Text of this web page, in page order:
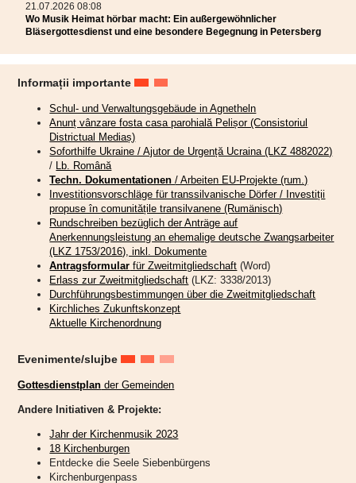
21.07.2026 08:08
Wo Musik Heimat hörbar macht: Ein außergewöhnlicher
Bläsergottesdienst und eine besondere Begegnung in Petersberg
Informații importante
Schul- und Verwaltungsgebäude in Agnetheln
Anunț vânzare fosta casa parohială Pelișor (Consistoriul
Districtual Mediaș)
Soforthilfe Ukraine / Ajutor de Urgență Ucraina (LKZ 4882022)
/ Lb. Română
Techn. Dokumentationen/ Arbeiten EU-Projekte (rum.)
Investitionsvorschläge für transsilvanische Dörfer / Investiții
propuse în comunitățile transilvanene (Rumänisch)
Rundschreiben bezüglich der Anträge auf
Anerkennungsleistung an ehemalige deutsche Zwangsarbeiter
(LKZ 1753/2016), inkl. Dokumente
Antragsformular für Zweitmitgliedschaft (Word)
Erlass zur Zweitmitgliedschaft (LKZ: 3338/2013)
Durchführungsbestimmungen über die Zweitmitgliedschaft
Kirchliches Zukunftskonzept
Aktuelle Kirchenordnung
Evenimente/slujbe
Gottesdienstplan der Gemeinden
Andere Initiativen & Projekte:
Jahr der Kirchenmusik 2023
18 Kirchenburgen
Entdecke die Seele Siebenbürgens
Kirchenburgenpass